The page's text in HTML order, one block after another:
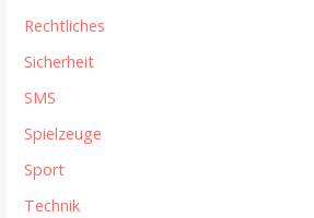
Rechtliches
Sicherheit
SMS
Spielzeuge
Sport
Technik